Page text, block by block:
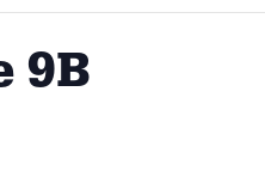
9B